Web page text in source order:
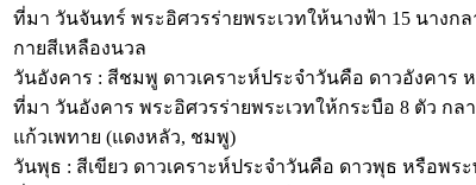
ที่มา วันจันทร์ พระอิศวรร่ายพระเวทให้นางฟ้า 15 นางก
กายสีเหลืองนวล
วันอังคาร : สีชมพู ดาวเคราะห์ประจำวันคือ ดาวอังคาร
ที่มา วันอังคาร พระอิศวรร่ายพระเวทให้กระบือ 8 ตัว ก
แก้วเพทาย (แดงหลัว, ชมพู)
วันพุธ : สีเขียว ดาวเคราะห์ประจำวันคือ ดาวพุธ หรือพร